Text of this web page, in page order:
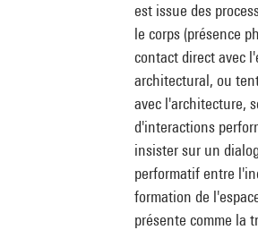
est issue des
le corps (présence
contact direct avec
architectural, ou
avec l'architecture,
d'interactions
insister sur un
performatif entre
formation de
présente comme la